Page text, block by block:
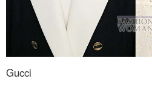
Gucci